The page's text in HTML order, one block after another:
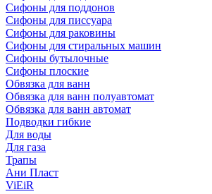
Сифoны для поддонов
Сифoны для писсуара
Сифоны для раковины
Сифоны для стиральных машин
Сифоны бутылочные
Сифоны плоские
Обвязка для ванн
Обвязка для ванн полуавтомат
Обвязка для ванн автомат
Подводки гибкие
Для воды
Для газа
Трапы
Ани Пласт
ViEiR